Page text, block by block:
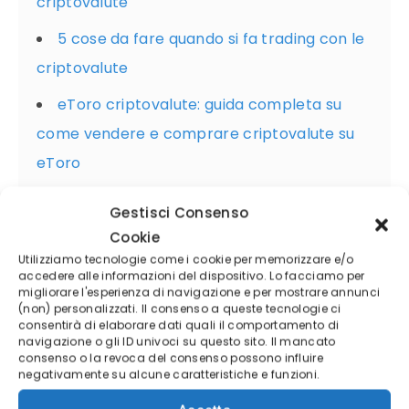
Gestisci Consenso
Cookie
Utilizziamo tecnologie come i cookie per memorizzare e/o
accedere alle informazioni del dispositivo. Lo facciamo per
migliorare l'esperienza di navigazione e per mostrare annunci
(non) personalizzati. Il consenso a queste tecnologie ci
consentirà di elaborare dati quali il comportamento di
navigazione o gli ID univoci su questo sito. Il mancato
consenso o la revoca del consenso possono influire
negativamente su alcune caratteristiche e funzioni.
5 cose da fare quando si fa trading con le
criptovalute
eToro criptovalute: guida completa su
come vendere e comprare criptovalute su
eToro
criptovalute: una guida introduttiva
CFD criptovalute: guida sul trading con
esempio
Criptovalute: come sfruttare il mercato
ribassista
Bitcoin Trading: cosa sono e come